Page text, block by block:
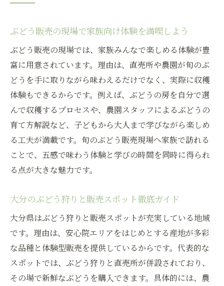
ぶどう販売の現場で家族向け体験を満喫しよう
ぶどう販売の現場では、家族みんなで楽しめる体験が豊
富に用意されています。理由は、直売所や農園が旬のぶ
どうを手に取りながら味わえるだけでなく、実際に収穫
体験もできるからです。例えば、ぶどうの房を自分で選
んで収穫するプロセスや、農園スタッフによるぶどうの
育て方解説など、子どもから大人まで学びながら楽しめ
る工夫が満載です。旬のぶどう販売現場へ家族で訪れる
ことで、五感で味わう体験と学びの時間を同時に得られ
る点が大きな魅力です。
大分のぶどう狩りと販売スポット徹底ガイド
大分県はぶどう狩りと販売スポットが充実している地域
です。理由は、安心院エリアをはじめとする産地が多彩
な品種と体験型販売を提供しているからです。代表的な
スポットでは、ぶどう狩りと直売所が併設されており、
その場で新鮮なぶどうを購入できます。具体的には、農